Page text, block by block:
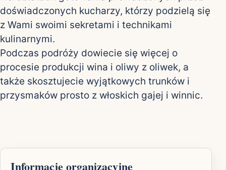
doświadczonych kucharzy, którzy podzielą się
z Wami swoimi sekretami i technikami
kulinarnymi.
Podczas podróży dowiecie się więcej o
procesie produkcji wina i oliwy z oliwek, a
także skosztujecie wyjątkowych trunków i
przysmaków prosto z włoskich gajej i winnic.
Informacje organizacyjne